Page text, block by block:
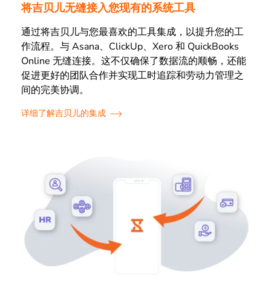
将吉贝儿无缝接入您现有的系统工具
通过将吉贝儿与您最喜欢的工具集成，以提升您的工
作流程。与 Asana、ClickUp、Xero 和 QuickBooks
Online 无缝连接。这不仅确保了数据流的顺畅，还能
促进更好的团队合作并实现工时追踪和劳动力管理之
间的完美协调。
详细了解吉贝儿的集成